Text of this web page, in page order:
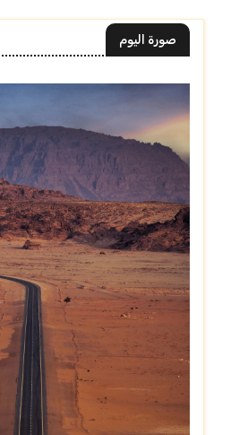
صورة اليوم